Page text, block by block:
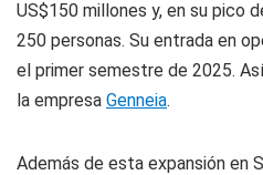
US$150 millones y, en su pico
250 personas. Su entrada en
el primer semestre de 2025.
la empresa Genneia.
Además de esta expansión en